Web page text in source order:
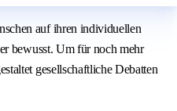
auf ihren individuellen
bewusst. Um für noch mehr
gesellschaftliche Debatten